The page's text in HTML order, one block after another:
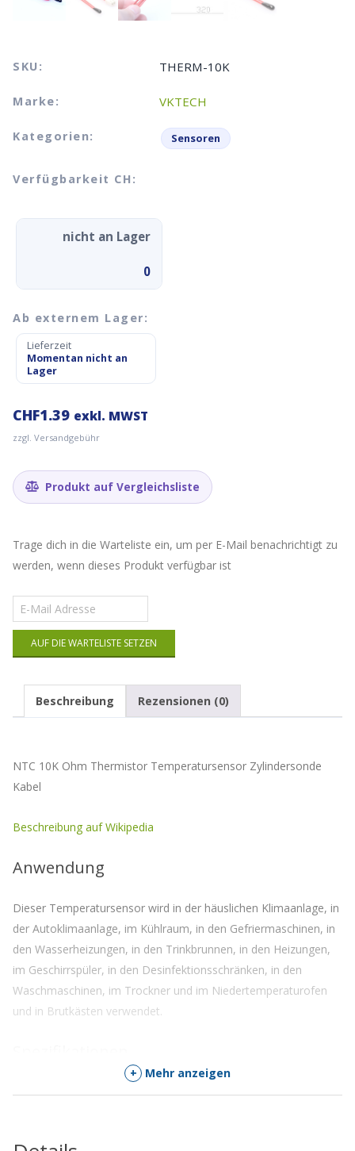
SKU: THERM-10K
Marke: VKTECH
Kategorien: Sensoren
Verfügbarkeit CH:
nicht an Lager
0
Ab externem Lager:
Lieferzeit
Momentan nicht an
Lager
CHF1.39 exkl. MWST
zzgl. Versandgebühr
Produkt auf Vergleichsliste
Trage dich in die Warteliste ein, um per E-Mail benachrichtigt zu
werden, wenn dieses Produkt verfügbar ist
Gib
deine
E-
Mail-
Adresse
die
dieses
Produkt
AUF DIE WARTELISTE SETZEN
Beschreibung Rezensionen (0)
NTC 10K Ohm Thermistor Temperatursensor Zylindersonde
Kabel
Beschreibung auf Wikipedia
Anwendung
Dieser Temperatursensor wird in der häuslichen Klimaanlage, in
der Autoklimaanlage, im Kühlraum, in den Gefriermaschinen, in
den Wasserheizungen, in den Trinkbrunnen, in den Heizungen,
im Geschirrspüler, in den Desinfektionsschränken, in den
Waschmaschinen, im Trockner und im Niedertemperaturofen
und in Brutkästen verwendet.
Typ: NTC-Temperatursensorkabel, NTC-Thermistor, Heissleiter
+ Mehr anzeigen